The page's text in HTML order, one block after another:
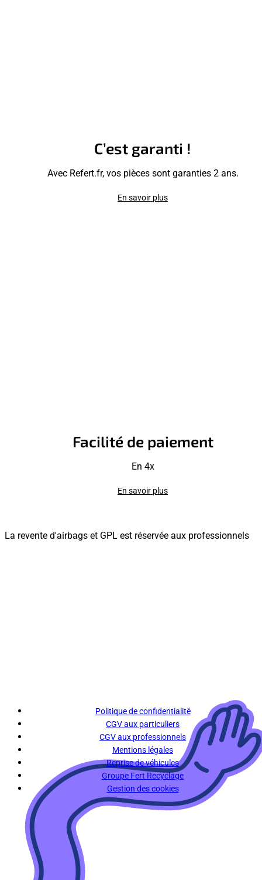
C’est garanti !
Avec Refert.fr, vos pièces sont garanties 2 ans.
En savoir plus
Facilité de paiement
En 4x
En savoir plus
La revente d'airbags et GPL est réservée aux professionnels
Politique de confidentialité
CGV aux particuliers
CGV aux professionnels
Mentions légales
Reprise de véhicules
Groupe Fert Recyclage
Gestion des cookies